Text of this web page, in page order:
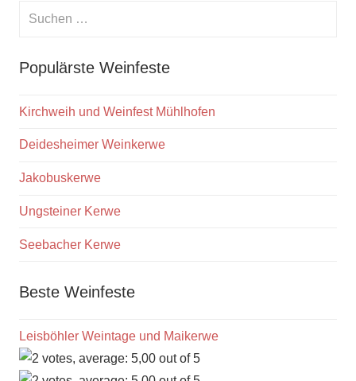
Suchen
Populärste Weinfeste
Kirchweih und Weinfest Mühlhofen
Deidesheimer Weinkerwe
Jakobuskerwe
Ungsteiner Kerwe
Seebacher Kerwe
Beste Weinfeste
Leisböhler Weintage und Maikerwe